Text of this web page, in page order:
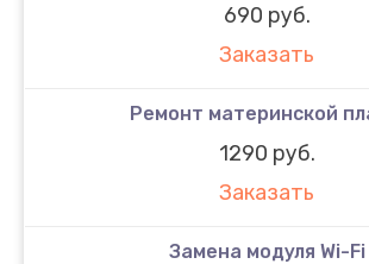
690 руб.
Заказать
Ремонт материнской
1290 руб.
Заказать
Замена модуля Wi-Fi